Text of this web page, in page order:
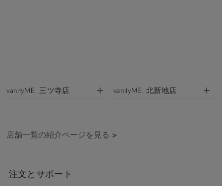
vanityME. 三ツ寺店 vanityME. 北新地店
店舗一覧の紹介ページを見る >
注文とサポート